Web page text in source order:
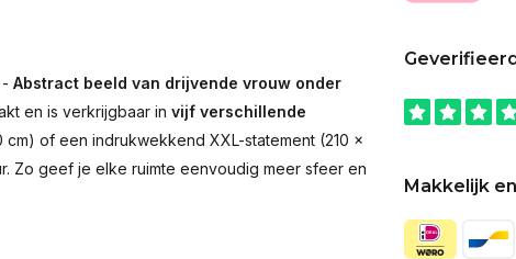
Abstract beeld van drijvende vrouw onder
en is verkrijgbaar in vijf verschillende
of een indrukwekkend XXL-statement (210 ×
Zo geef je elke ruimte eenvoudig meer sfeer en
Makkelijk